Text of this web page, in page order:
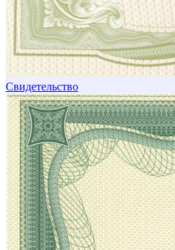
Свидетельство